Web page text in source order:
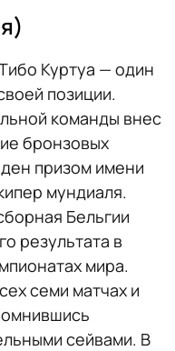
Куртуа — один
позиции.
команды внес
бронзовых
призом имени
мундиаля.
Бельгии
результата в
мира.
семи матчах и
сейвами. В